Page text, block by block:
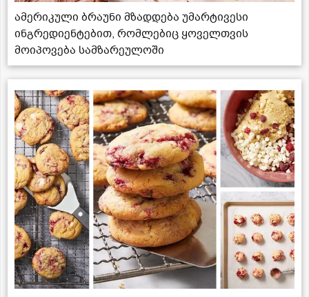
ამერიკული ბრაუნი მზადდება უმარტივესი
ინგრედიენტებით, რომლებიც ყოველთვის
მოიპოვება სამზარეულოში